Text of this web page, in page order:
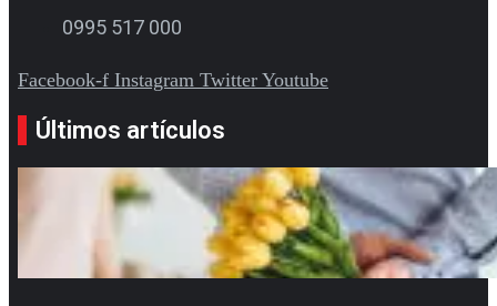
0995 517 000
Facebook-f Instagram Twitter Youtube
Últimos artículos